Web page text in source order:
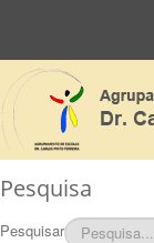
Pesquisa
Pesquisar